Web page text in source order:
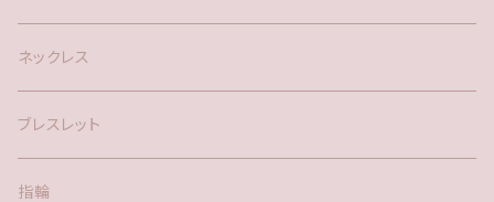
silver925
アメリカン
ポスト
ネックレス
ブレスレット
指輪